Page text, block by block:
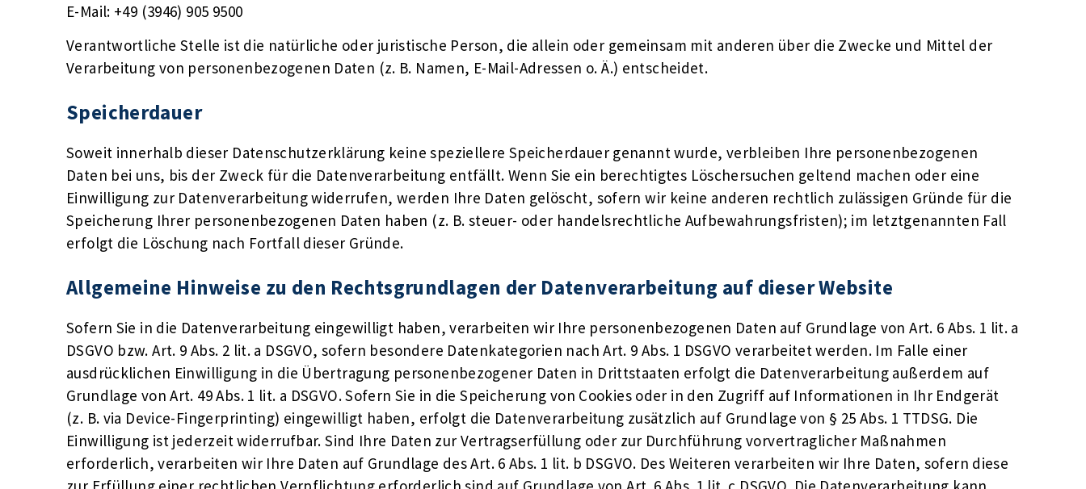
E-Mail: +49 (3946) 905 9500
Verantwortliche Stelle ist die natürliche oder juristische Person, die allein oder gemeinsam mit anderen über die Zwecke und Mittel der
Verarbeitung von personenbezogenen Daten (z. B. Namen, E-Mail-Adressen o. Ä.) entscheidet.
Speicherdauer
Soweit innerhalb dieser Datenschutzerklärung keine speziellere Speicherdauer genannt wurde, verbleiben Ihre personenbezogenen
Daten bei uns, bis der Zweck für die Datenverarbeitung entfällt. Wenn Sie ein berechtigtes Löschersuchen geltend machen oder eine
Einwilligung zur Datenverarbeitung widerrufen, werden Ihre Daten gelöscht, sofern wir keine anderen rechtlich zulässigen Gründe für die
Speicherung Ihrer personenbezogenen Daten haben (z. B. steuer- oder handelsrechtliche Aufbewahrungsfristen); im letztgenannten Fall
erfolgt die Löschung nach Fortfall dieser Gründe.
Allgemeine Hinweise zu den Rechtsgrundlagen der Datenverarbeitung auf dieser Website
Sofern Sie in die Datenverarbeitung eingewilligt haben, verarbeiten wir Ihre personenbezogenen Daten auf Grundlage von Art. 6 Abs. 1 lit. a
DSGVO bzw. Art. 9 Abs. 2 lit. a DSGVO, sofern besondere Datenkategorien nach Art. 9 Abs. 1 DSGVO verarbeitet werden. Im Falle einer
ausdrücklichen Einwilligung in die Übertragung personenbezogener Daten in Drittstaaten erfolgt die Datenverarbeitung außerdem auf
Grundlage von Art. 49 Abs. 1 lit. a DSGVO. Sofern Sie in die Speicherung von Cookies oder in den Zugriff auf Informationen in Ihr Endgerät
(z. B. via Device-Fingerprinting) eingewilligt haben, erfolgt die Datenverarbeitung zusätzlich auf Grundlage von § 25 Abs. 1 TTDSG. Die
Einwilligung ist jederzeit widerrufbar. Sind Ihre Daten zur Vertragserfüllung oder zur Durchführung vorvertraglicher Maßnahmen
erforderlich, verarbeiten wir Ihre Daten auf Grundlage des Art. 6 Abs. 1 lit. b DSGVO. Des Weiteren verarbeiten wir Ihre Daten, sofern diese